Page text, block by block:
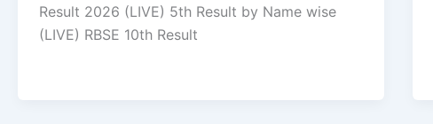
Result 2026 (LIVE) 5th Result by Name wise
(LIVE) RBSE 10th Result